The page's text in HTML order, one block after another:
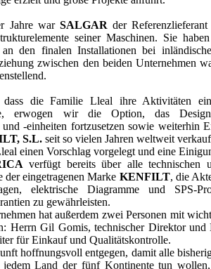
Jahre war SALGARder
seiner Maschinen. Sie
an den finalen Installationen bei
zwischen den beiden Unternehmen
die Familie Lleal ihre Aktivitäten
erwogen wir die Option, das
und -einheiten fortzusetzen sowie weiterhin
S.L. seit so vielen Jahren weltweit
einen Vorschlag vorgelegt und eine
verfügt bereits über alle technischen
der eingetragenen Marke KENFILT, die
elektrische Diagramme und SPS-
zu gewährleisten.
hat außerdem zwei Personen mit
Herrn Gil Gomis, technischer Direktor
für Einkauf und Qualitätskontrolle.
hoffnungsvoll entgegen, damit alle
Land der fünf Kontinente tun wollen,